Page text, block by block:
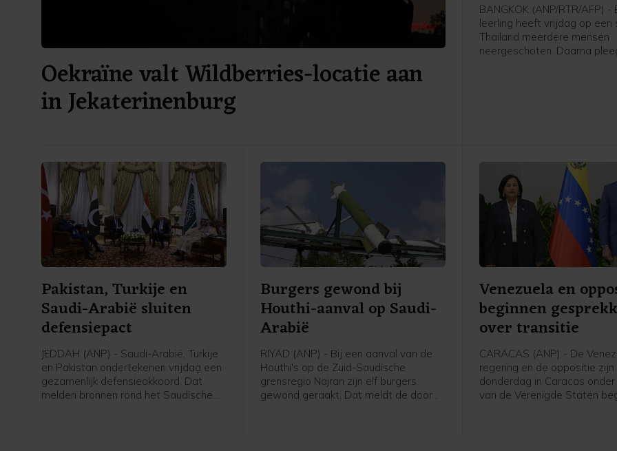
Oekraïne valt Wildberries-locatie aan
in Jekaterinenburg
BANGKOK (ANP/RTR/AFP) -
leerling heeft vrijdag op een
Thailand meerdere mensen
neergeschoten. Daarna
Pakistan, Turkije en
Saudi-Arabië sluiten
defensiepact
JEDDAH (ANP) - Saudi-Arabië, Turkije
en Pakistan ondertekenen vrijdag een
gezamenlijk defensieakkoord. Dat
melden bronnen rond het Saudische
Burgers gewond bij
Houthi-aanval op Saudi-
Arabië
RIYAD (ANP) - Bij een aanval van de
Houthi's op de Zuid-Saudische
grensregio Najran zijn elf burgers
gewond geraakt. Dat meldt de door
Venezuela en
beginnen
over transitie
CARACAS (ANP) - De
regering en de oppositie zijn
donderdag in Caracas onder
van de Verenigde Staten